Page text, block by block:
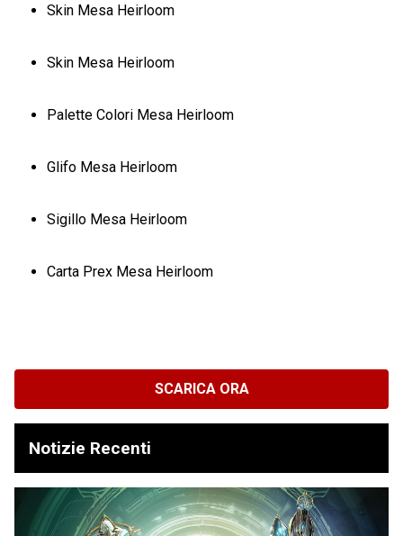
Skin Mesa Heirloom
Skin Mesa Heirloom
Palette Colori Mesa Heirloom
Glifo Mesa Heirloom
Sigillo Mesa Heirloom
Carta Prex Mesa Heirloom
SCARICA ORA
Notizie Recenti